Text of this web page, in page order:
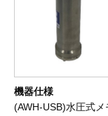
機器仕様
(AWH-USB)水圧式